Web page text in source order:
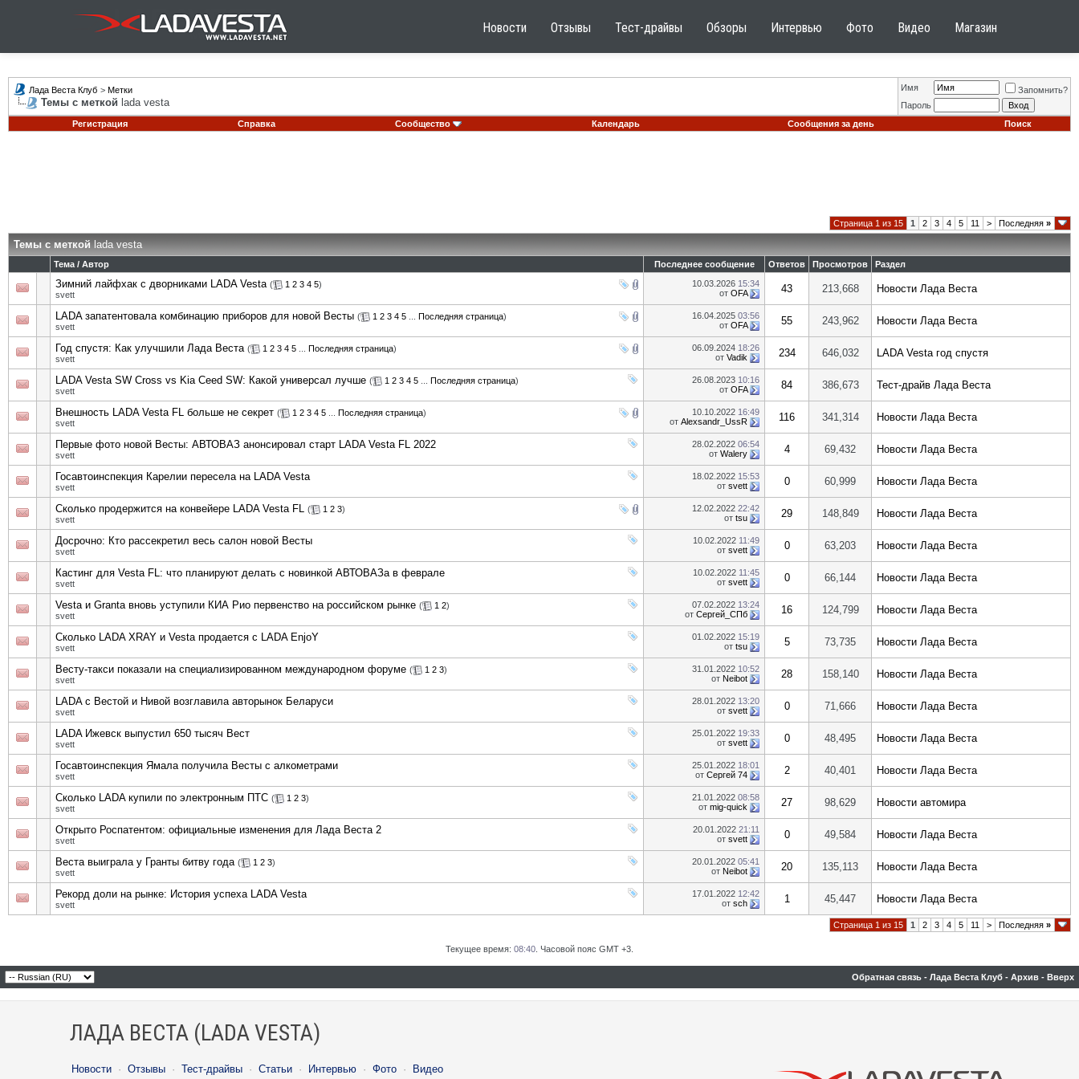
Новости Отзывы Тест-драйвы Обзоры Интервью Фото Видео Магазин
Лада Веста Клуб > Метки
Темы с меткой lada vesta
Имя
Запомнить?
Пароль
Регистрация
Справка Сообщество Календарь Сообщения за день Поиск
Страница 1 из 15 1 2 3 4 5 11 > Последняя »
Темы с меткой lada vesta
Тема / Автор Последнее сообщение Ответов Просмотров Раздел
Зимний лайфхак с дворниками LADA Vesta ( 1 2 3 4 5)
svett
10.03.2026 15:34
от OFA 43 213,668 Новости Лада Веста
LADA запатентовала комбинацию приборов для новой Весты ( 1 2 3 4 5 Последняя страница)
svett
16.04.2025 03:56
от OFA 55 243,962 Новости Лада Веста
Год спустя: Как улучшили Лада Веста ( 1 2 3 4 5 Последняя страница)
svett
06.09.2024 18:26
от Vadik 234 646,032 LADA Vesta год спустя
LADA Vesta SW Cross vs Kia Ceed SW: Какой универсал лучше ( 1 2 3 4 5 Последняя страница)
svett
26.08.2023 10:16
от OFA 84 386,673 Тест-драйв Лада Веста
Внешность LADA Vesta FL больше не секрет ( 1 2 3 4 5 Последняя страница)
svett
10.10.2022 16:49
от Alexsandr_UssR 116 341,314 Новости Лада Веста
Первые фото новой Весты: АВТОВАЗ анонсировал старт LADA Vesta FL 2022
svett
28.02.2022 06:54
от Walery 4 69,432 Новости Лада Веста
Госавтоинспекция Карелии пересела на LADA Vesta
svett
18.02.2022 15:53
от svett 0 60,999 Новости Лада Веста
Сколько продержится на конвейере LADA Vesta FL ( 1 2 3)
svett
12.02.2022 22:42
от tsu 29 148,849 Новости Лада Веста
Досрочно: Кто рассекретил весь салон новой Весты
svett
10.02.2022 11:49
от svett 0 63,203 Новости Лада Веста
Кастинг для Vesta FL: что планируют делать с новинкой АВТОВАЗа в феврале
svett
10.02.2022 11:45
от svett 0 66,144 Новости Лада Веста
Vesta и Granta вновь уступили КИА Рио первенство на российском рынке ( 1 2)
svett
07.02.2022 13:24
от Сергей_СПб 16 124,799 Новости Лада Веста
Сколько LADA XRAY и Vesta продается с LADA EnjoY
svett
01.02.2022 15:19
от tsu 5 73,735 Новости Лада Веста
Весту-такси показали на специализированном международном форуме ( 1 2 3)
svett
31.01.2022 10:52
от Neibot 28 158,140 Новости Лада Веста
LADA с Вестой и Нивой возглавила авторынок Беларуси
svett
28.01.2022 13:20
от svett 0 71,666 Новости Лада Веста
LADA Ижевск выпустил 650 тысяч Вест
svett
25.01.2022 19:33
от svett 0 48,495 Новости Лада Веста
Госавтоинспекция Ямала получила Весты с алкометрами
svett
25.01.2022 18:01
от Сергей 74 2 40,401 Новости Лада Веста
Сколько LADA купили по электронным ПТС ( 1 2 3)
svett
21.01.2022 08:58
от mig-quick 27 98,629 Новости автомира
Открыто Роспатентом: официальные изменения для Лада Веста 2
svett
20.01.2022 21:11
от svett 0 49,584 Новости Лада Веста
Веста выиграла у Гранты битву года ( 1 2 3)
svett
20.01.2022 05:41
от Neibot 20 135,113 Новости Лада Веста
Рекорд доли на рынке: История успеха LADA Vesta
svett
17.01.2022 12:42
от sch 1 45,447 Новости Лада Веста
Страница 1 из 15 1 2 3 4 5 11 > Последняя »
Текущее время: 08:40 . Часовой пояс GMT +3.
Обратная связь - Лада Веста Клуб - Архив - Вверх
ЛАДА ВЕСТА (LADA VESTA)
Новости · Отзывы · Тест-драйвы · Статьи · Интервью · Фото · Видео